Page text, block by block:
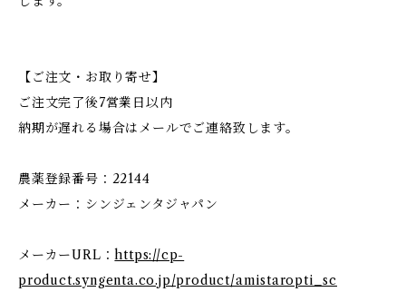
【ご注文・お取り寄せ】
ご注文完了後7営業日以内
納期が遅れる場合はメールでご連絡致します。
農薬登録番号：22144
メーカー：シンジェンタジャパン
メーカーURL：https://cp-
product.syngenta.co.jp/product/amistaropti_sc